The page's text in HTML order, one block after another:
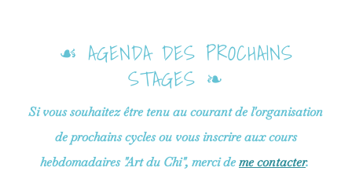
☙ AGENDA DES PROCHAINS
STAGES ❧
Si vous souhaitez être tenu au courant de l'organisation
de prochains cycles ou vous inscrire aux cours
hebdomadaires "Art du Chi", merci deme contacter.